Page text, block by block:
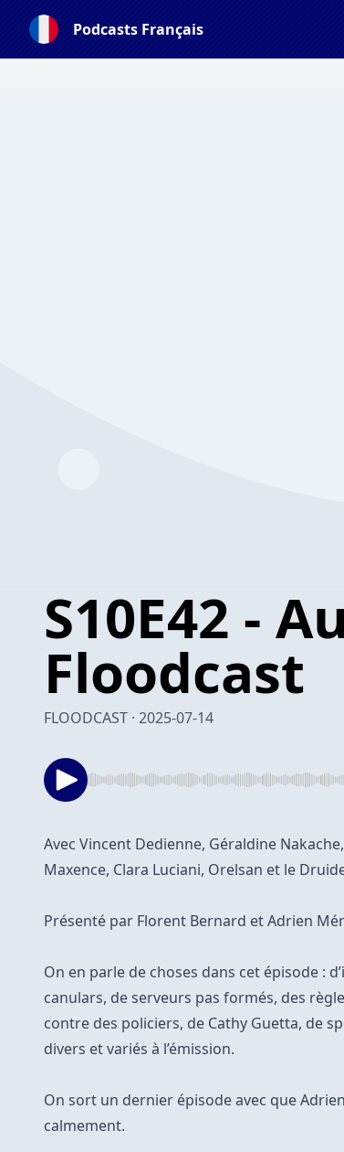
Podcasts Français
S10E42 -
Floodcast
FLOODCAST · 2025-07-14
Avec Vincent Dedienne, Géraldine
Maxence, Clara Luciani, Orelsan et le
Présenté par Florent Bernard et Adrien
On en parle de choses dans cet épisode :
canulars, de serveurs pas formés, des
contre des policiers, de Cathy Guetta, de
divers et variés à l’émission.
On sort un dernier épisode avec que
calmement.